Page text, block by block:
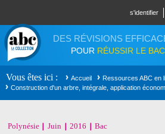
s'identifier
DES RÉVISIONS
POUR RÉUSSIR LE BAC
Vous êtes ici Accueil
Ressources ABC en
Construction d'un arbre, intégrale, application
Polynésie Juin 2016
Bac